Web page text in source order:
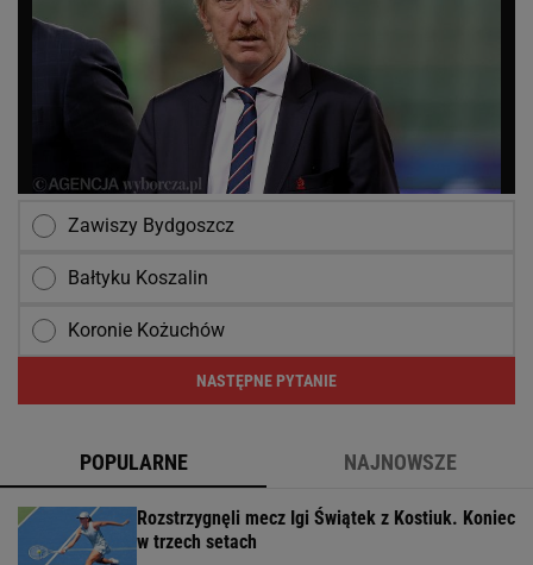
Zawiszy Bydgoszcz
Bałtyku Koszalin
Koronie Kożuchów
NASTĘPNE PYTANIE
POPULARNE NAJNOWSZE
Rozstrzygnęli mecz Igi Świątek z Kostiuk. Koniec
w trzech setach